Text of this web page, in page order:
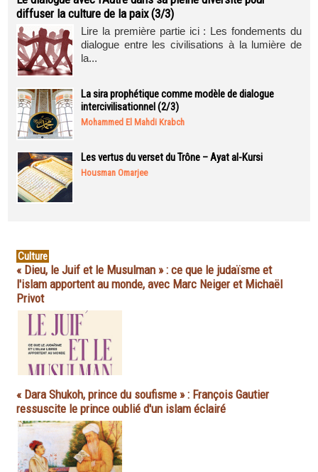
diffuser la culture de la paix (3/3)
Lire la première partie ici : Les fondements du
dialogue entre les civilisations à la lumière de
la...
La sira prophétique comme modèle de dialogue
intercivilisationnel (2/3)
Mohammed El Mahdi Krabch
Les vertus du verset du Trône – Ayat al-Kursi
Housman Omarjee
Culture
« Dieu, le Juif et le Musulman » : ce que le judaïsme et
l'islam apportent au monde, avec Marc Neiger et Michaël
Privot
« Dara Shukoh, prince du soufisme » : François Gautier
ressuscite le prince oublié d'un islam éclairé